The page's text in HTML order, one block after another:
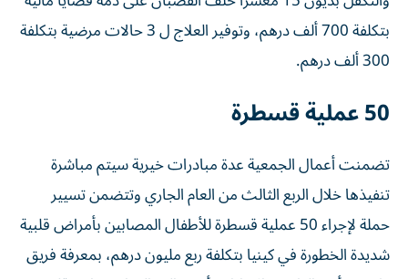
بتكلفة 700 ألف درهم، وتوفير العلاج ل 3 حالات مرضية بتكلفة
300 ألف درهم.
50 عملية قسطرة
تضمنت أعمال الجمعية عدة مبادرات خيرية سيتم مباشرة
تنفيذها خلال الربع الثالث من العام الجاري وتتضمن تسيير
حملة لإجراء 50 عملية قسطرة للأطفال المصابين بأمراض قلبية
شديدة الخطورة في كينيا بتكلفة ربع مليون درهم، بمعرفة فريق